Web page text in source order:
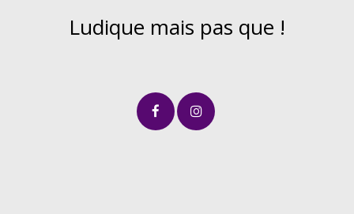
Ludique mais pas que !